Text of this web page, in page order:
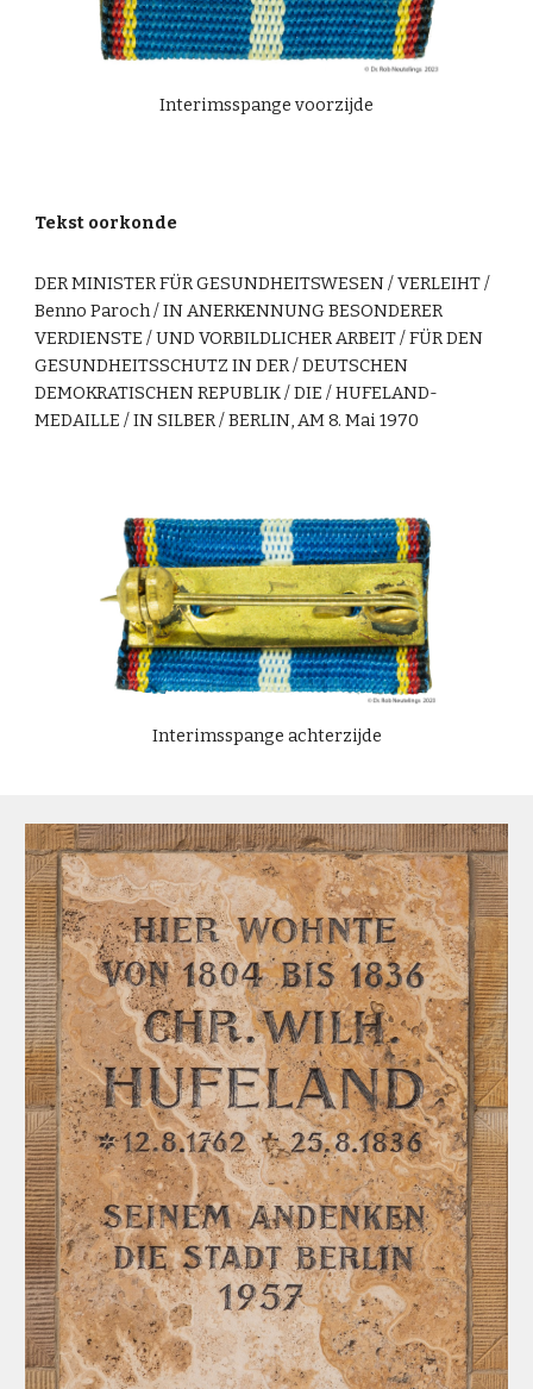
Interimsspange voorzijde
Tekst oorkonde
DER MINISTER FÜR GESUNDHEITSWESEN / VERLEIHT /
Benno Paroch / IN ANERKENNUNG BESONDERER
VERDIENSTE / UND VORBILDLICHER ARBEIT / FÜR DEN
GESUNDHEITSSCHUTZ IN DER / DEUTSCHEN
DEMOKRATISCHEN REPUBLIK / DIE / HUFELAND-
MEDAILLE / IN SILBER / BERLIN, AM 8. Mai 1970
Interimsspange achterzijde